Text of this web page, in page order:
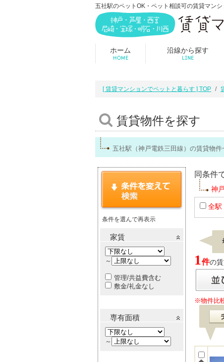
五社駅のペットOK・ペット相談可の賃貸マン
ホーム
HOME
沿線から探す
LINE
[ 賃貸マンションでペットと暮らす ] TOP
賃貸物件を探す
五社駅（神戸電鉄三田線）の賃貸物件
条件を選んで再表示
家賃
～
管理/共益費含む
敷金/礼金なし
専有面積
～
同条件
神
全駅
1件の
※物件比